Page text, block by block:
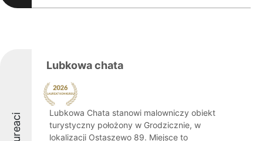
Lubkowa chata
Lubkowa Chata stanowi malowniczy obiekt
turystyczny położony w Grodzicznie, w
lokalizacji Ostaszewo 89. Miejsce to